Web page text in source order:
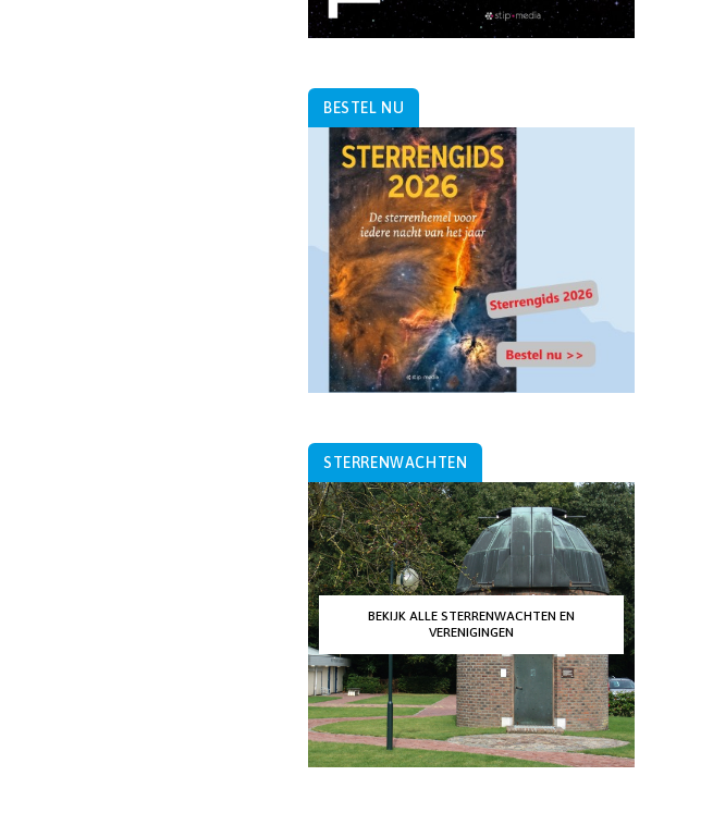
BESTEL NU
STERRENWACHTEN
BEKIJK ALLE STERRENWACHTEN EN
VERENIGINGEN